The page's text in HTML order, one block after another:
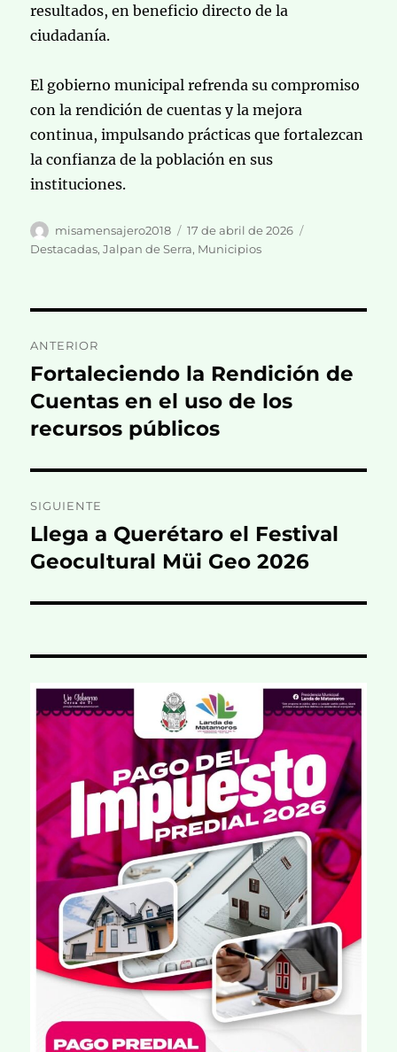
resultados, en beneficio directo de la
ciudadanía.
El gobierno municipal refrenda su compromiso
con la rendición de cuentas y la mejora
continua, impulsando prácticas que fortalezcan
la confianza de la población en sus
instituciones.
Autor
misamensajero2018
Publicado
el
17 de abril de 2026
Destacadas,Jalpan de Serra, Municipios
de
entradas
ANTERIOR
Entrada
anterior:
Fortaleciendo la Rendición de
Cuentas en el uso de los
recursos públicos
SIGUIENTE
Entrada
siguiente:
Llega a Querétaro el Festival
Geocultural Müi Geo 2026